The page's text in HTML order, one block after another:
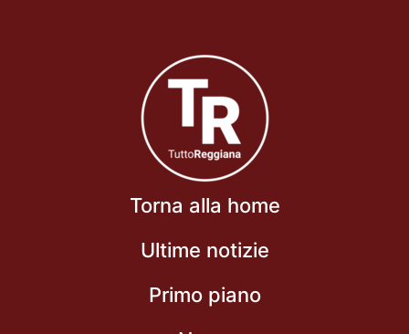
Torna alla home
Ultime notizie
Primo piano